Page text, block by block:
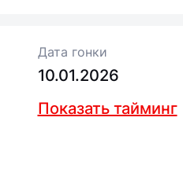
Дата гонки
10.01.2026
Показать тайминг